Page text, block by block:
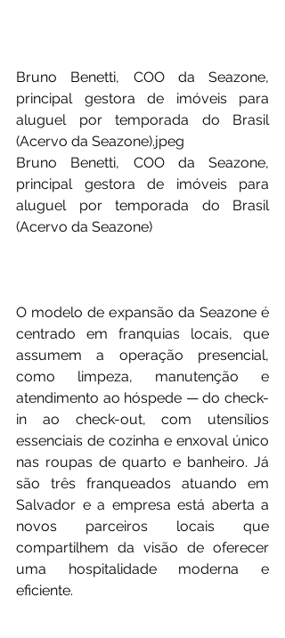
Bruno Benetti, COO da Seazone,
principal gestora de imóveis para
aluguel por temporada do Brasil
(Acervo da Seazone).jpeg
Bruno Benetti, COO da Seazone,
principal gestora de imóveis para
aluguel por temporada do Brasil
(Acervo da Seazone)
O modelo de expansão da Seazone é
centrado em franquias locais, que
assumem a operação presencial,
como limpeza, manutenção e
atendimento ao hóspede — do check-
in ao check-out, com utensílios
essenciais de cozinha e enxoval único
nas roupas de quarto e banheiro. Já
são três franqueados atuando em
Salvador e a empresa está aberta a
novos parceiros locais que
compartilhem da visão de oferecer
uma hospitalidade moderna e
eficiente.